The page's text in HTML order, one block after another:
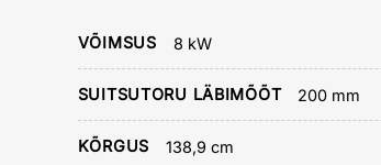
VÕIMSUS 8 kW
SUITSUTORU LÄBIMÕÕT 200 mm
KÕRGUS 138,9 cm